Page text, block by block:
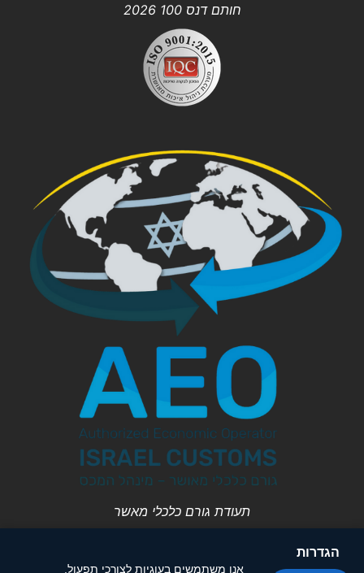
חותם דנס 100 2026
תעודת גורם כלכלי מאשר
אנו משתמשים בעוגיות לצורכי תפעול,
הגדרות